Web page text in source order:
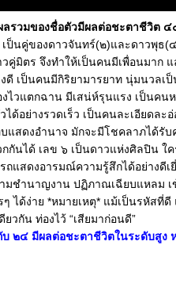
รวมของชื่อตัวมีผลต่อชะตาชีวิต ๔
ป็นคู่ของดาวจันทร์(๒)และดาวพุธ(
คู่มิตร จึงทำให้เป็นคนมีเพื่อนมาก แ
ดี เป็นคนมีกิริยามารยาท นุ่มนวลเ
วแตกฉาน มีเสน่ห์รุนแรง เป็นคน
ด้อย่างรวดเร็ว เป็นคนละเอียดละ
แสดงอำนาจ มักจะมีโชคลาภได้รับ
กันได้ เลข ๖ เป็นดาวแห่งศิลปิน ใ
แสดงอารมณ์ความรู้สึกได้อย่างดีเ
มชำนาญงาน ปฏิภาณเฉียบแหลม เ
ๆ ได้ง่าย *หมายเหตุ* แม้เป็นรหัสที่ดี
วกัน ท่องไว้ “เสียมาก่อนดี”
๒๔ มีผลต่อชะตาชีวิตในระดับสูง